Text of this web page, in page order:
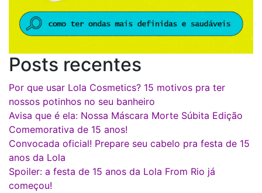
Posts recentes
Por que usar Lola Cosmetics? 15 motivos pra ter
nossos potinhos no seu banheiro
Avisa que é ela: Nossa Máscara Morte Súbita Edição
Comemorativa de 15 anos!
Convocada oficial! Prepare seu cabelo pra festa de 15
anos da Lola
Spoiler: a festa de 15 anos da Lola From Rio já
começou!